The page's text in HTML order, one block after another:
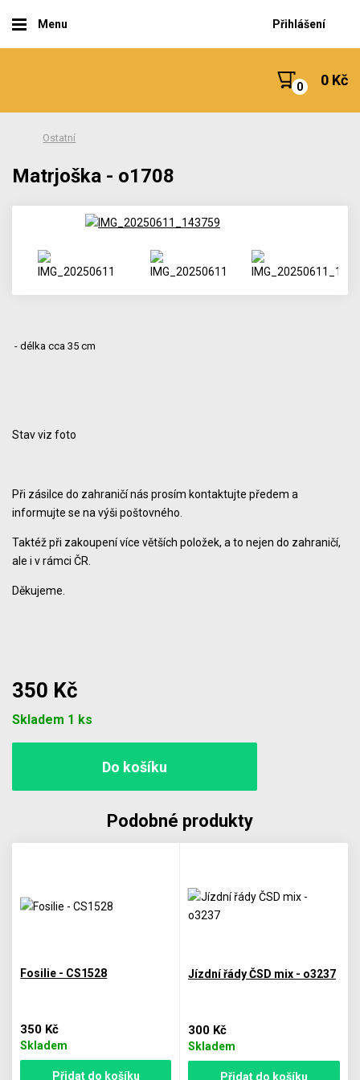
Menu Přihlášení
0 Kč
Ostatní
Matrjoška - o1708
- délka cca 35 cm
Stav viz foto
Při zásilce do zahraničí nás prosím kontaktujte předem a
informujte se na výši poštovného.
Taktéž při zakoupení více větších položek, a to nejen do zahraničí,
ale i v rámci ČR.
Děkujeme.
350 Kč
Skladem 1 ks
Podobné produkty
Fosilie - CS1528
350 Kč
Skladem
Přidat do košíku
Jízdní řády ČSD mix - o3237
300 Kč
Skladem
Přidat do košíku